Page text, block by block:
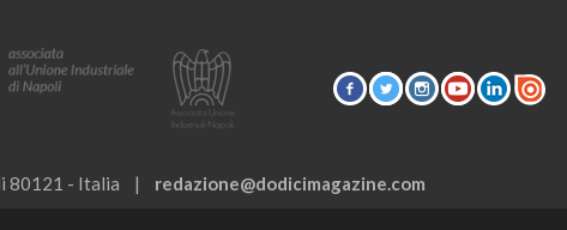
80121 - Italia | redazione@dodicimagazine.com